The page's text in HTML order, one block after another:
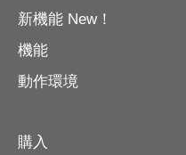
新機能 New！
機能
動作環境
購入